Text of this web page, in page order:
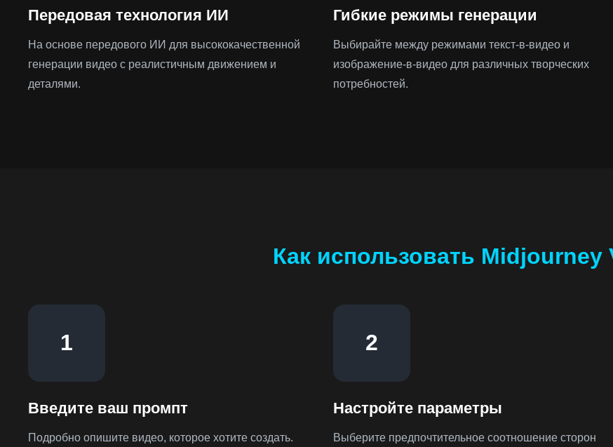
Передовая технология ИИ
На основе передового ИИ для высококачественной
генерации видео с реалистичным движением и
деталями.
Гибкие режимы генерации
Выбирайте между режимами текст-в-видео и
изображение-в-видео для различных творческих
потребностей.
Как использовать Midjourney
1
Введите ваш промпт
Подробно опишите видео, которое хотите создать.
2
Настройте параметры
Выберите предпочтительное соотношение сторон